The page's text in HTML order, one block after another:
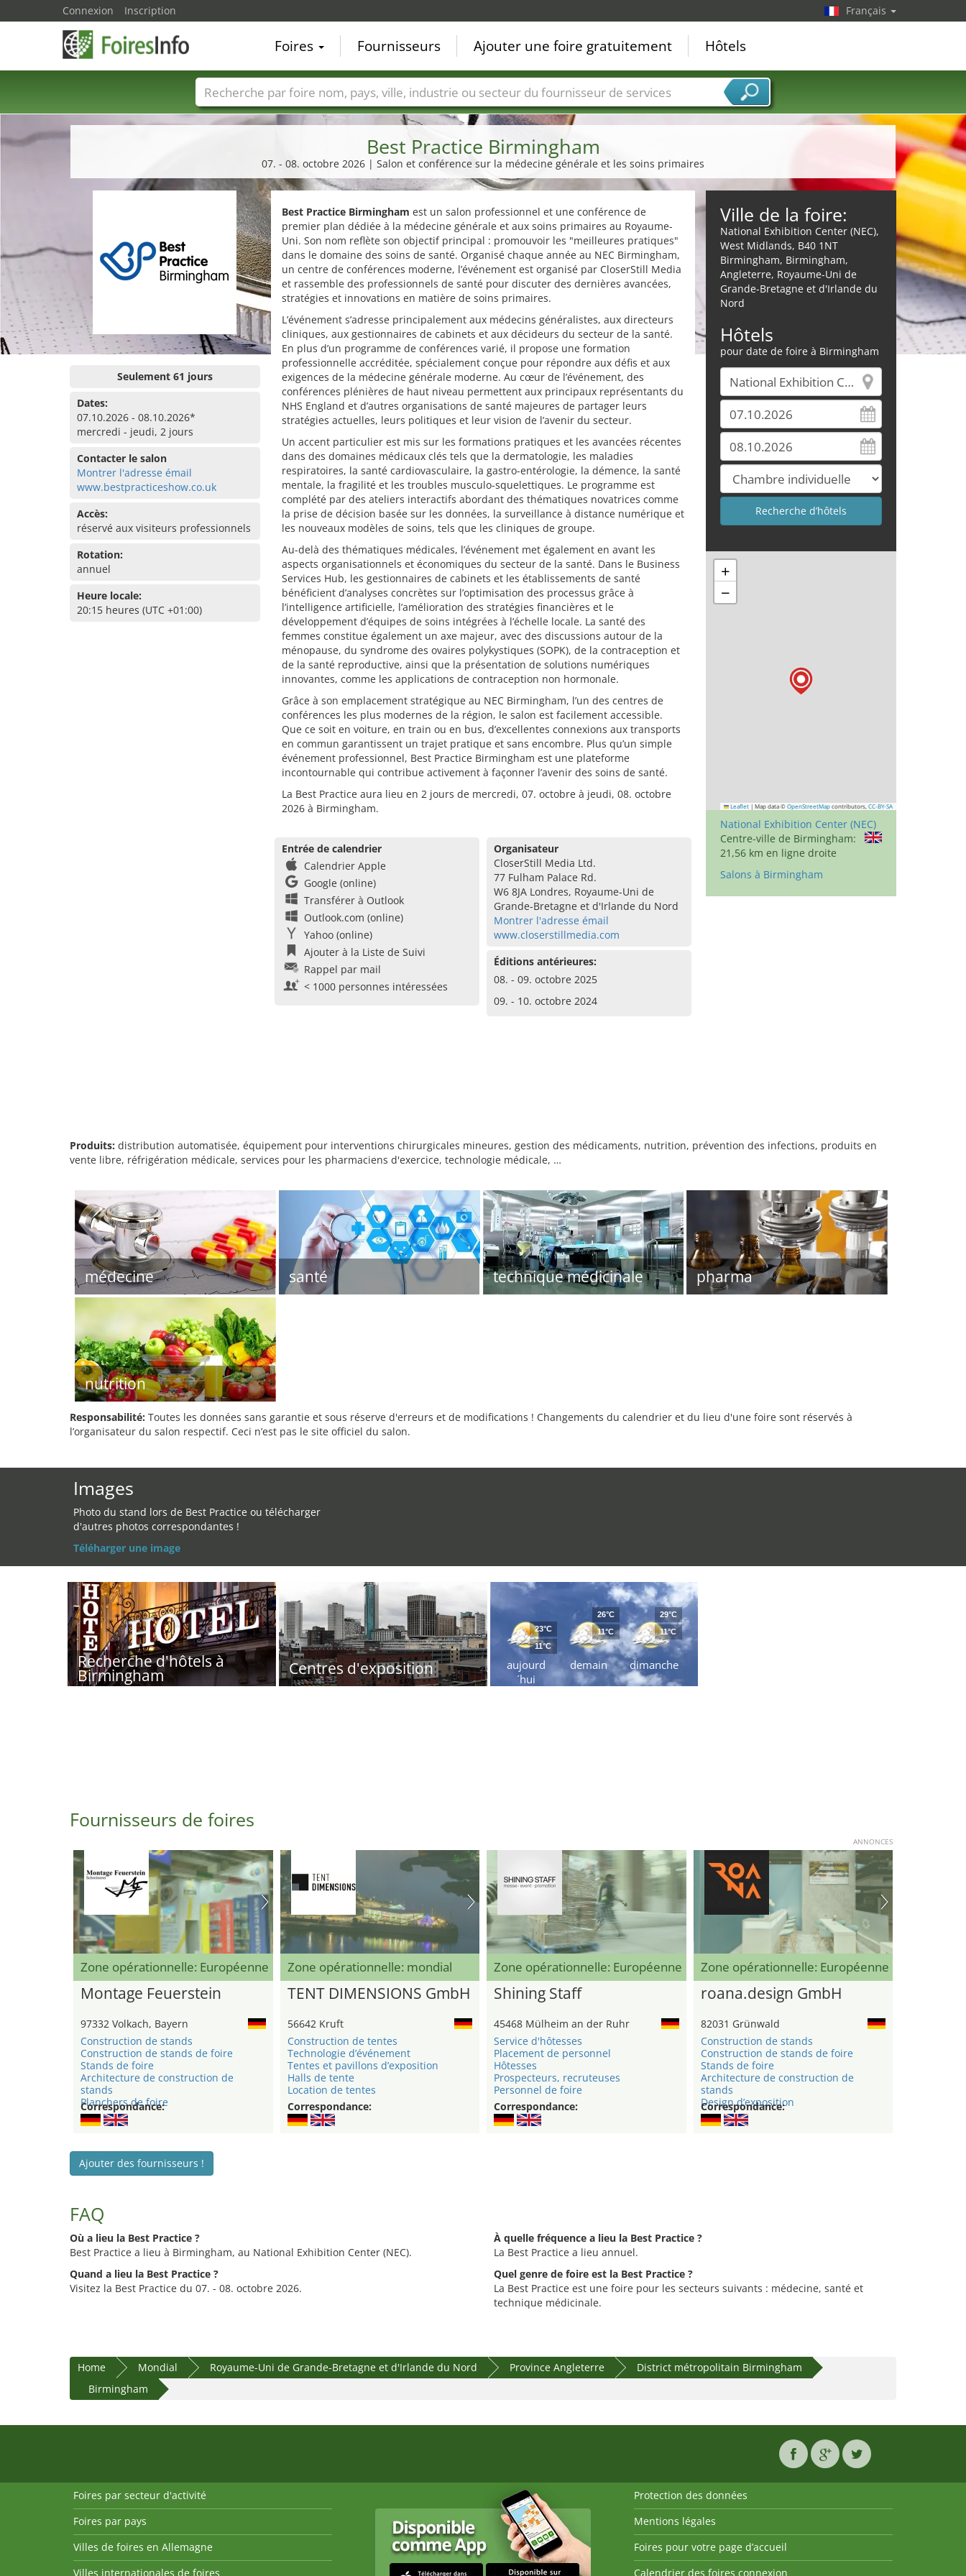
Best Practice Birmingham
07. - 08. octobre 2026 | Salon et conférence sur la médecine générale et les soins primaires
Seulement 61 jours
Dates:
07.10.2026 - 08.10.2026*
mercredi - jeudi, 2 jours
Contacter le salon
Montrer l'adresse émail
www.bestpracticeshow.co.uk
Accès:
réservé aux visiteurs professionnels
Rotation:
annuel
Heure locale:
20:15 heures (UTC +01:00)
Best Practice Birmingham est un salon professionnel et une conférence de
premier plan dédiée à la médecine générale et aux soins primaires au Royaume-
Uni. Son nom reflète son objectif principal : promouvoir les "meilleures pratiques"
dans le domaine des soins de santé. Organisé chaque année au NEC Birmingham,
un centre de conférences moderne, l’événement est organisé par CloserStill Media
et rassemble des professionnels de santé pour discuter des dernières avancées,
stratégies et innovations en matière de soins primaires.
L’événement s’adresse principalement aux médecins généralistes, aux directeurs
cliniques, aux gestionnaires de cabinets et aux décideurs du secteur de la santé.
En plus d’un programme de conférences varié, il propose une formation
professionnelle accréditée, spécialement conçue pour répondre aux défis et aux
exigences de la médecine générale moderne. Au cœur de l’événement, des
conférences plénières de haut niveau permettent aux principaux représentants du
NHS England et d’autres organisations de santé majeures de partager leurs
stratégies actuelles, leurs politiques et leur vision de l’avenir du secteur.
Un accent particulier est mis sur les formations pratiques et les avancées récentes
dans des domaines médicaux clés tels que la dermatologie, les maladies
respiratoires, la santé cardiovasculaire, la gastro-entérologie, la démence, la santé
mentale, la fragilité et les troubles musculo-squelettiques. Le programme est
complété par des ateliers interactifs abordant des thématiques novatrices comme
la prise de décision basée sur les données, la surveillance à distance numérique et
les nouveaux modèles de soins, tels que les cliniques de groupe.
Au-delà des thématiques médicales, l’événement met également en avant les
aspects organisationnels et économiques du secteur de la santé. Dans le Business
Services Hub, les gestionnaires de cabinets et les établissements de santé
bénéficient d’analyses concrètes sur l’optimisation des processus grâce à
l’intelligence artificielle, l’amélioration des stratégies financières et le
développement d’équipes de soins intégrées à l’échelle locale. La santé des
femmes constitue également un axe majeur, avec des discussions autour de la
ménopause, du syndrome des ovaires polykystiques (SOPK), de la contraception et
de la santé reproductive, ainsi que la présentation de solutions numériques
innovantes, comme les applications de contraception non hormonale.
Grâce à son emplacement stratégique au NEC Birmingham, l’un des centres de
conférences les plus modernes de la région, le salon est facilement accessible.
Que ce soit en voiture, en train ou en bus, d’excellentes connexions aux transports
en commun garantissent un trajet pratique et sans encombre. Plus qu’un simple
événement professionnel, Best Practice Birmingham est une plateforme
incontournable qui contribue activement à façonner l’avenir des soins de santé.
La Best Practice aura lieu en 2 jours de mercredi, 07. octobre à jeudi, 08. octobre
2026 à Birmingham.
Entrée de calendrier
Calendrier Apple
Google (online)
Transférer à Outlook
Outlook.com (online)
Yahoo (online)
Ajouter à la Liste de Suivi
Rappel par mail
< 1000 personnes intéressées
Organisateur
CloserStill Media Ltd.
77 Fulham Palace Rd.
W6 8JA Londres, Royaume-Uni de
Grande-Bretagne et d'Irlande du Nord
Montrer l'adresse émail
www.closerstillmedia.com
Éditions antérieures:
08. - 09. octobre 2025
09. - 10. octobre 2024
Ville de la foire:
National Exhibition Center (NEC),
West Midlands, B40 1NT
Birmingham, Birmingham,
Angleterre, Royaume-Uni de
Grande-Bretagne et d'Irlande du
Nord
Hôtels
pour date de foire à Birmingham
+
−
Leaflet | Map data © OpenStreetMap contributors, CC-BY-SA
National Exhibition Center (NEC)
Centre-ville de Birmingham:
21,56 km en ligne droite
Salons à Birmingham
Produits: distribution automatisée, équipement pour interventions chirurgicales mineures, gestion des médicaments, nutrition, prévention des infections, produits en
vente libre, réfrigération médicale, services pour les pharmaciens d'exercice, technologie médicale, …
médecine santé technique médicinale pharma
nutrition
Responsabilité: Toutes les données sans garantie et sous réserve d'erreurs et de modifications ! Changements du calendrier et du lieu d'une foire sont réservés à
l’organisateur du salon respectif. Ceci n’est pas le site officiel du salon.
Images
Photo du stand lors de Best Practice ou télécharger
d'autres photos correspondantes !
Téléharger une image
Recherche d'hôtels à
Birmingham Centres d'exposition
aujourd
´hui
23°C
11°C
demain
26°C
11°C
dimanche
29°C
11°C
Fournisseurs de foires
ANNONCES
Zone opérationnelle: Européenne
Montage Feuerstein
97332 Volkach, Bayern
Construction de stands
Construction de stands de foire
Stands de foire
Architecture de construction de
stands
Planchers de foire
Correspondance:
Zone opérationnelle: mondial
TENT DIMENSIONS GmbH
56642 Kruft
Construction de tentes
Technologie d’événement
Tentes et pavillons d’exposition
Halls de tente
Location de tentes
Correspondance:
Zone opérationnelle: Européenne
Shining Staff
45468 Mülheim an der Ruhr
Service d'hôtesses
Placement de personnel
Hôtesses
Prospecteurs, recruteuses
Personnel de foire
Correspondance:
Zone opérationnelle: Européenne
roana.design GmbH
82031 Grünwald
Construction de stands
Construction de stands de foire
Stands de foire
Architecture de construction de
stands
Design d’exposition
Correspondance:
Ajouter des fournisseurs !
FAQ
Où a lieu la Best Practice ?
Best Practice a lieu à Birmingham, au National Exhibition Center (NEC).
Quand a lieu la Best Practice ?
Visitez la Best Practice du 07. - 08. octobre 2026.
À quelle fréquence a lieu la Best Practice ?
La Best Practice a lieu annuel.
Quel genre de foire est la Best Practice ?
La Best Practice est une foire pour les secteurs suivants : médecine, santé et
technique médicinale.
Home Mondial Royaume-Uni de Grande-Bretagne et d'Irlande du Nord Province Angleterre
District métropolitain Birmingham
Birmingham
Connexion Inscription Français
Foires Fournisseurs Ajouter une foire gratuitement Hôtels
Foire noms Pays Villes Secteurs de foire Secteurs du fournisseur de services
Foires par secteur d'activité
Foires par pays
Villes de foires en Allemagne
Villes internationales de foires
Protection des données
Mentions légales
Foires pour votre page d’accueil
Calendrier des foires connexion